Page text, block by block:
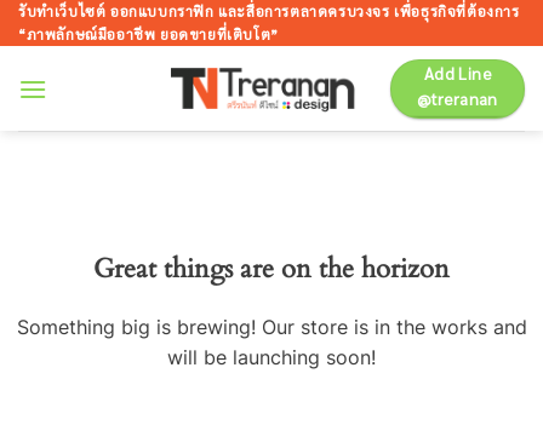
ข้าม
ไป
เนื้อหา
รับทำเว็บไซต์ ออกแบบกราฟิก และสื่อการตลาดครบวงจร เพื่อธุรกิจที่ต้องการ
“ภาพลักษณ์มืออาชีพ ยอดขายที่เติบโต”
Add Line
@treranan
Great things are on the horizon
Something big is brewing! Our store is in the works and
will be launching soon!